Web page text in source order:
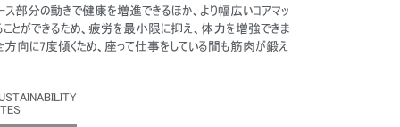
WORLD LM TASK チェア
LIBERTY OCEAN | 海洋プラスチ
ス部分の動きで健康を増進できるほか、より幅広いコアマッ
ことができるため、疲労を最小限に抑え、体力を増強できま
向に7度傾くため、座って仕事をしている間も筋肉が鍛え